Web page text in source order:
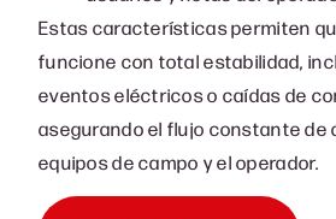
Estas características permiten
funcione con total estabilidad,
eventos eléctricos o caídas de
asegurando el flujo constante de
equipos de campo y el operador.